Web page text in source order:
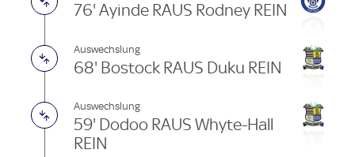
76' Ayinde RAUS Rodney REIN
Auswechslung
68' Bostock RAUS Duku REIN
Auswechslung
59' Dodoo RAUS Whyte-Hall
REIN